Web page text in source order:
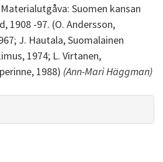
Suomen kansan
1908 -97. (O. Andersson,
J. Hautala, Suomalainen
1974; L. Virtanen,
1988) (Ann-Mari Häggman)